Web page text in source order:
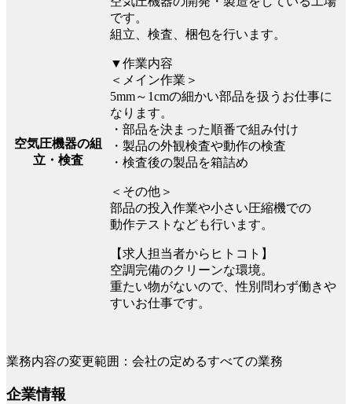
空気圧機器の組
立・検査
です。
組立、検査、梱包を行います。
▼作業内容
＜メイン作業＞
5mm～1cmの細かい部品を扱うお仕事に
なります。
・部品を決まった順番で組み付け
・製品の外観検査や動作の検査
・検査後の製品を箱詰め
＜その他＞
部品の投入作業や小さい圧縮機での
動作テストなども行います。
【求人担当者からヒトコト】
空調完備のクリーンな環境。
重たい物がないので、性別問わず働きや
すいお仕事です。
業務内容の変更範囲：会社の定めるすべての業務
企業情報